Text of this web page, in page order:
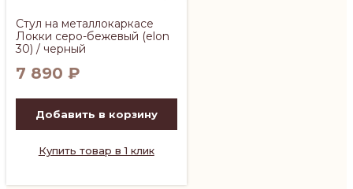
Стул на металлокаркасе
Локки серо-бежевый (elon
30) / черный
7 890 ₽
Добавить в корзину
Купить товар в 1 клик